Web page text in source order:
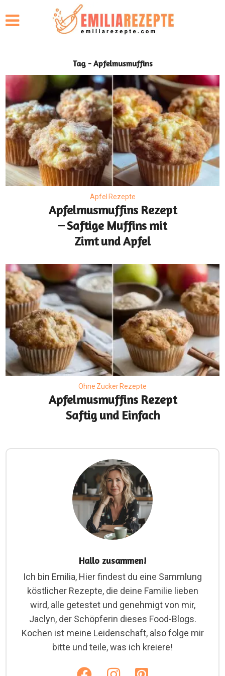
Tag - Apfelmusmuffins
Apfel Rezepte
Apfelmusmuffins Rezept
– Saftige Muffins mit
Zimt und Apfel
Ohne Zucker Rezepte
Apfelmusmuffins Rezept
Saftig und Einfach
Hallo zusammen!
Ich bin Emilia, Hier findest du eine Sammlung
köstlicher Rezepte, die deine Familie lieben
wird, alle getestet und genehmigt von mir,
Jaclyn, der Schöpferin dieses Food-Blogs.
Kochen ist meine Leidenschaft, also folge mir
bitte und teile, was ich kreiere!